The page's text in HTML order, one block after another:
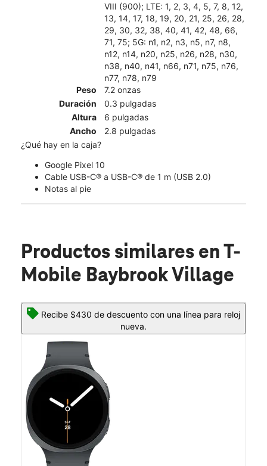
VIII (900); LTE: 1, 2, 3, 4, 5, 7, 8, 12,
13, 14, 17, 18, 19, 20, 21, 25, 26, 28,
29, 30, 32, 38, 40, 41, 42, 48, 66,
71, 75; 5G: n1, n2, n3, n5, n7, n8,
n12, n14, n20, n25, n26, n28, n30,
n38, n40, n41, n66, n71, n75, n76,
n77, n78, n79
Peso
7.2 onzas
Duración
0.3 pulgadas
Altura
6 pulgadas
Ancho
2.8 pulgadas
¿Qué hay en la caja?
Google Pixel 10
Cable USB-C® a USB-C® de 1 m (USB 2.0)
Notas al pie
Productos similares en T-
Mobile Baybrook Village
Recibe $430 de descuento con una línea para reloj
nueva.